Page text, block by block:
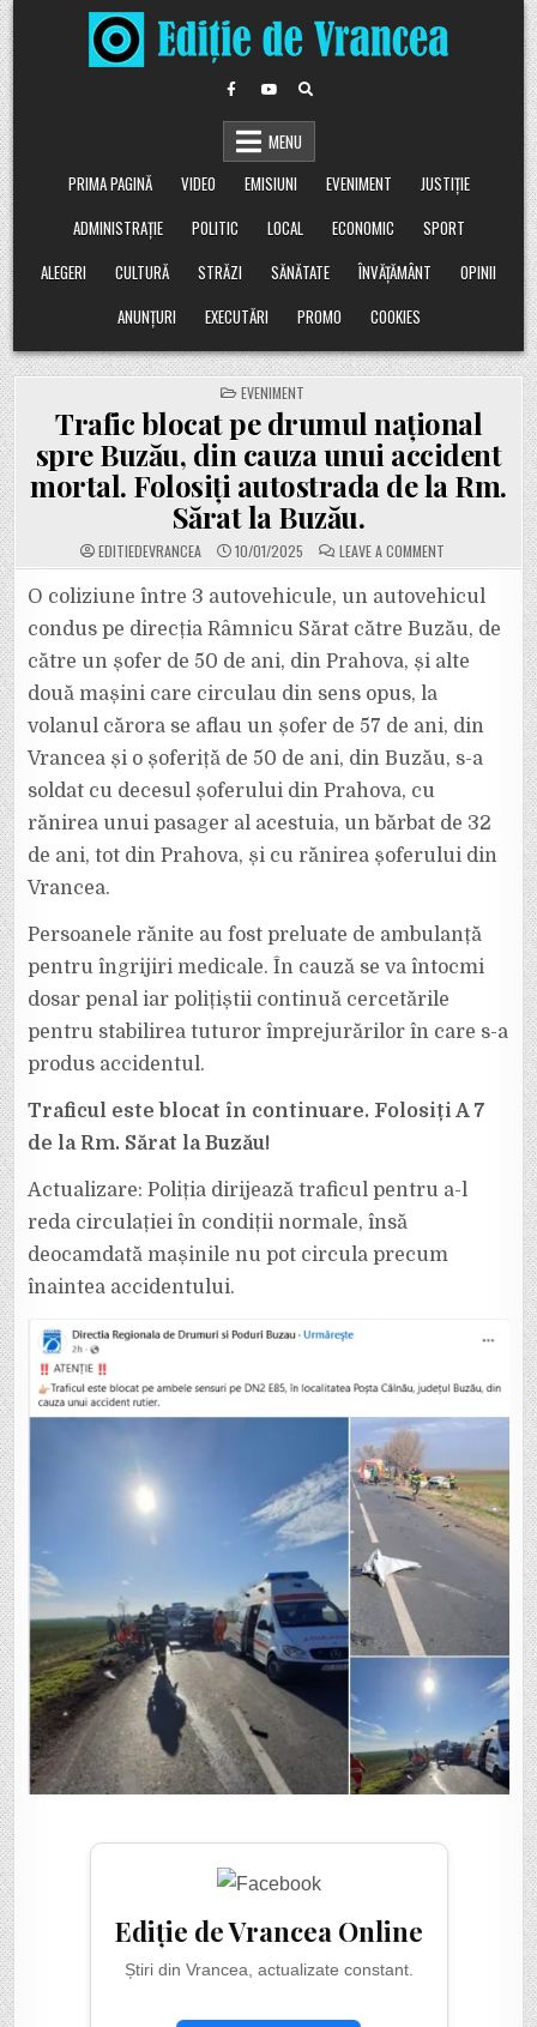
Skip
to
content
MENU
PRIMA PAGINĂ
VIDEO EMISIUNI EVENIMENT
JUSTIȚIE
ADMINISTRAȚIE
POLITIC LOCAL ECONOMIC
SPORT
ALEGERI
CULTURĂ STRĂZI SĂNĂTATE ÎNVĂȚĂMÂNT
OPINII
ANUNȚURI
EXECUTĂRI PROMO COOKIES
POSTED
IN
EVENIMENT
Trafic blocat pe drumul național
spre Buzău, din cauza unui accident
mortal. Folosiți autostrada de la Rm.
Sărat la Buzău.
EDITIEDEVRANCEA 10/01/2025 LEAVE A COMMENT
TRAFIC
PE
DRUMUL
NAȚIONAL
SPRE
BUZĂU,
DIN
MORTAL.
FOLOSIȚI
AUTOSTRADA
DE
LA
O coliziune între 3 autovehicule, un autovehicul
condus pe direcția Râmnicu Sărat către Buzău, de
către un șofer de 50 de ani, din Prahova, și alte
două mașini care circulau din sens opus, la
volanul cărora se aflau un șofer de 57 de ani, din
Vrancea și o șoferiță de 50 de ani, din Buzău, s-a
soldat cu decesul șoferului din Prahova, cu
rănirea unui pasager al acestuia, un bărbat de 32
de ani, tot din Prahova, și cu rănirea șoferului din
Vrancea.
Persoanele rănite au fost preluate de ambulanță
pentru îngrijiri medicale. În cauză se va întocmi
dosar penal iar polițiștii continuă cercetările
pentru stabilirea tuturor împrejurărilor în care s-a
produs accidentul.
Traficul este blocat în continuare. Folosiți A 7
de la Rm. Sărat la Buzău!
Actualizare: Poliția dirijează traficul pentru a-l
reda circulației în condiții normale, însă
deocamdată mașinile nu pot circula precum
înaintea accidentului.
Ediție de Vrancea Online
Știri din Vrancea, actualizate constant.